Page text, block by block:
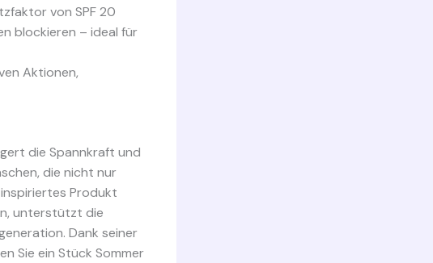
von SPF 20
blockieren – ideal für
Aktionen,
die Spannkraft und
die nicht nur
Produkt
unterstützt die
Dank seiner
Sie ein Stück Sommer